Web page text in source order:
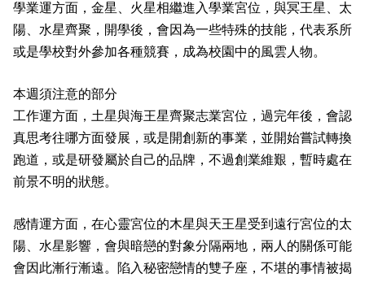
學業運方面，金星、火星相繼進入學業宮位，與冥王星、太
陽、水星齊聚，開學後，會因為一些特殊的技能，代表系所
或是學校對外參加各種競賽，成為校園中的風雲人物。
本週須注意的部分
工作運方面，土星與海王星齊聚志業宮位，過完年後，會認
真思考往哪方面發展，或是開創新的事業，並開始嘗試轉換
跑道，或是研發屬於自己的品牌，不過創業維艱，暫時處在
前景不明的狀態。
感情運方面，在心靈宮位的木星與天王星受到遠行宮位的太
陽、水星影響，會與暗戀的對象分隔兩地，兩人的關係可能
會因此漸行漸遠。陷入秘密戀情的雙子座，不堪的事情被揭